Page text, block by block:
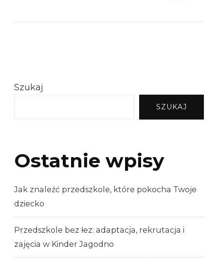
Szukaj
SZUKAJ
Ostatnie wpisy
Jak znaleźć przedszkole, które pokocha Twoje
dziecko
Przedszkole bez łez: adaptacja, rekrutacja i
zajęcia w Kinder Jagodno